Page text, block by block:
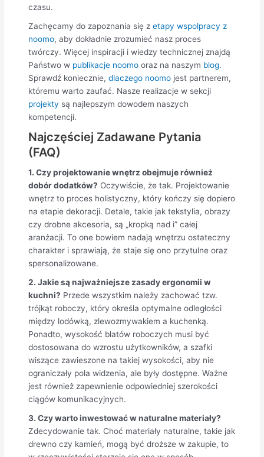
czasu.
Zachęcamy do zapoznania się zetapy wspolpracy z
noomo, aby dokładnie zrozumieć nasz proces
twórczy. Więcej inspiracji i wiedzy technicznej znajdą
Państwo w publikacje noomo oraz na naszym blog.
Sprawdź koniecznie,dlaczego noomo jest partnerem,
któremu warto zaufać. Nasze realizacje w sekcji
projekty są najlepszym dowodem naszych
kompetencji.
Najczęściej Zadawane Pytania
(FAQ)
1. Czy projektowanie wnętrz obejmuje również
dobór dodatków? Oczywiście, że tak. Projektowanie
wnętrz to proces holistyczny, który kończy się dopiero
na etapie dekoracji. Detale, takie jak tekstylia, obrazy
czy drobne akcesoria, są „kropką nad i” całej
aranżacji. To one bowiem nadają wnętrzu ostateczny
charakter i sprawiają, że staje się ono przytulne oraz
spersonalizowane.
2. Jakie są najważniejsze zasady ergonomii w
kuchni? Przede wszystkim należy zachować tzw.
trójkąt roboczy, który określa optymalne odległości
między lodówką, zlewozmywakiem a kuchenką.
Ponadto, wysokość blatów roboczych musi być
dostosowana do wzrostu użytkowników, a szafki
wiszące zawieszone na takiej wysokości, aby nie
ograniczały pola widzenia, ale były dostępne. Ważne
jest również zapewnienie odpowiedniej szerokości
ciągów komunikacyjnych.
3. Czy warto inwestować w naturalne materiały?
Zdecydowanie tak. Choć materiały naturalne, takie jak
drewno czy kamień, mogą być droższe w zakupie, to